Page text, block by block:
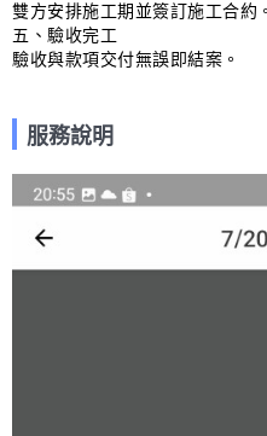
雙方安排施工期並簽訂施工合約。
五、驗收完工
驗收與款項交付無誤即結案。
服務說明